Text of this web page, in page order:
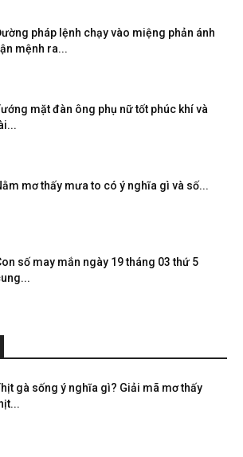
pháp lệnh chạy vào miệng phản ánh
mệnh ra...
mặt đàn ông phụ nữ tốt phúc khí và
mơ thấy mưa to có ý nghĩa gì và số...
số may mắn ngày 19 tháng 03 thứ 5
gà sống ý nghĩa gì? Giải mã mơ thấy